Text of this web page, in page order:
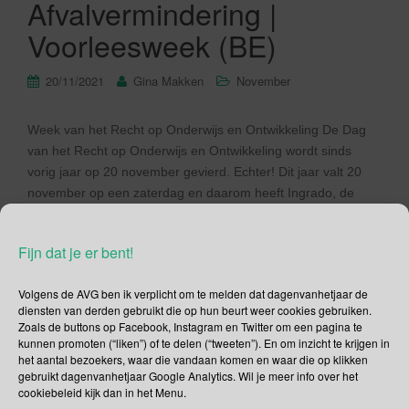
Fijn dat je er bent!
Volgens de AVG ben ik verplicht om te melden dat dagenvanhetjaar de
diensten van derden gebruikt die op hun beurt weer cookies gebruiken.
Zoals de buttons op Facebook, Instagram en Twitter om een pagina te
kunnen promoten (“liken”) of te delen (“tweeten”). En om inzicht te krijgen in
het aantal bezoekers, waar die vandaan komen en waar die op klikken
gebruikt dagenvanhetjaar Google Analytics. Wil je meer info over het
cookiebeleid kijk dan in het Menu.
Afvalvermindering |
Voorleesweek (BE)
20/11/2021 Gina Makken November
Week van het Recht op Onderwijs en Ontwikkeling De Dag
van het Recht op Onderwijs en Ontwikkeling wordt sinds
vorig jaar op 20 november gevierd. Echter! Dit jaar valt 20
november op een zaterdag en daarom heeft Ingrado, de
[…]
Lees verder